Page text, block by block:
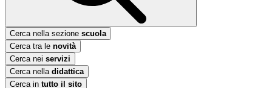
Cerca nella sezione scuola
Cerca tra le novità
Cerca nei servizi
Cerca nella didattica
Cerca in tutto il sito